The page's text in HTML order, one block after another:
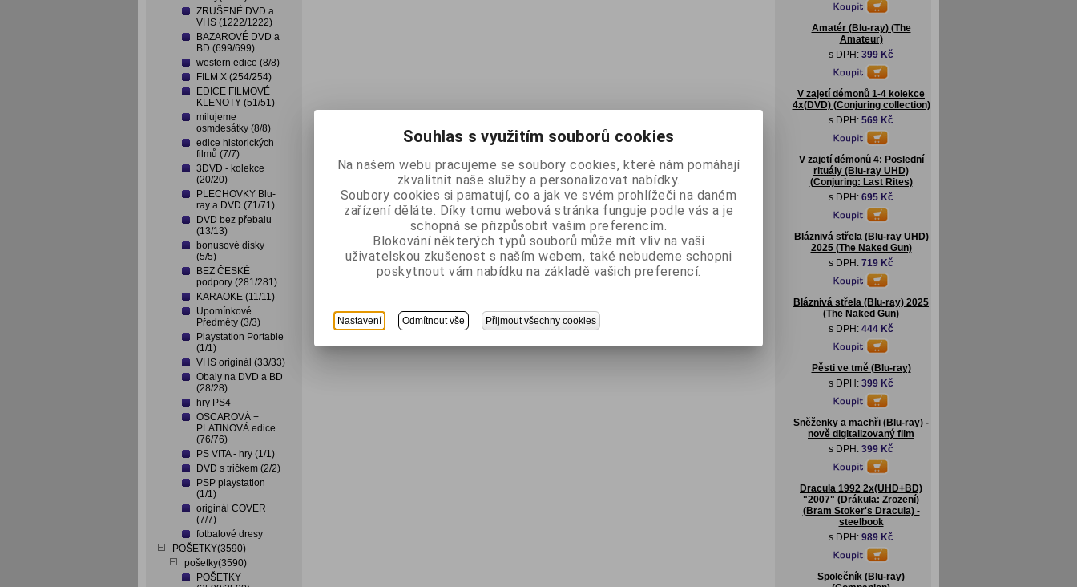
ZRUŠENÉ DVD a
VHS (1222/1222)
BAZAROVÉ DVD a
BD (699/699)
western edice (8/8)
FILM X (254/254)
EDICE FILMOVÉ
KLENOTY (51/51)
milujeme
osmdesátky (8/8)
edice historických
filmů (7/7)
3DVD - kolekce
(20/20)
PLECHOVKY Blu-
ray a DVD (71/71)
DVD bez přebalu
(13/13)
bonusové disky
(5/5)
BEZ ČESKÉ
podpory (281/281)
KARAOKE (11/11)
Upomínkové
Předměty (3/3)
Playstation Portable
(1/1)
VHS originál (33/33)
Obaly na DVD a BD
(28/28)
hry PS4
OSCAROVÁ +
PLATINOVÁ edice
(76/76)
PS VITA - hry (1/1)
DVD s tričkem (2/2)
PSP playstation
(1/1)
originál COVER
(7/7)
fotbalové dresy
POŠETKY(3590)
pošetky(3590)
POŠETKY
Amatér (Blu-ray) (The
Amateur)
s DPH: 399 Kč
V zajetí démonů 1-4 kolekce
4x(DVD) (Conjuring collection)
s DPH: 569 Kč
V zajetí démonů 4: Poslední
rituály (Blu-ray UHD)
(Conjuring: Last Rites)
s DPH: 695 Kč
Bláznivá střela (Blu-ray UHD)
2025 (The Naked Gun)
s DPH: 719 Kč
Bláznivá střela (Blu-ray) 2025
(The Naked Gun)
s DPH: 444 Kč
Pěsti ve tmě (Blu-ray)
s DPH: 399 Kč
Sněženky a machři (Blu-ray) -
nově digitalizovaný film
s DPH: 399 Kč
Dracula 1992 2x(UHD+BD)
"2007" (Drákula: Zrození)
(Bram Stoker's Dracula) -
steelbook
s DPH: 989 Kč
Společník (Blu-ray)
Souhlas s využitím souborů cookies
Na našem webu pracujeme se soubory cookies, které nám pomáhají
zkvalitnit naše služby a personalizovat nabídky.
Soubory cookies si pamatují, co a jak ve svém prohlížeči na daném
zařízení děláte. Díky tomu webová stránka funguje podle vás a je
schopná se přizpůsobit vašim preferencím.
Blokování některých typů souborů může mít vliv na vaši
uživatelskou zkušenost s naším webem, také nebudeme schopni
poskytnout vám nabídku na základě vašich preferencí.
Nastavení Odmítnout vše Přijmout všechny cookies